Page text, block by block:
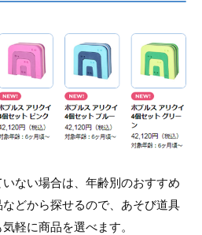
ない場合は、年齢別のおすすめ
どから探せるので、あそび道具
軽に商品を選べます。